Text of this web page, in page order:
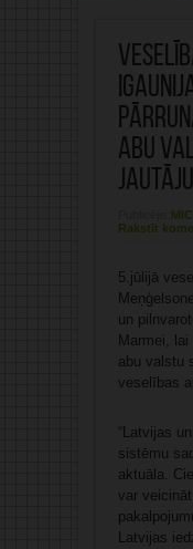
abu
Rakstīt
5.jūlijā
un
Marmei,
abu valstu
veselības
“Latvijas
sistēmu
aktuāla.
var
Latvijas